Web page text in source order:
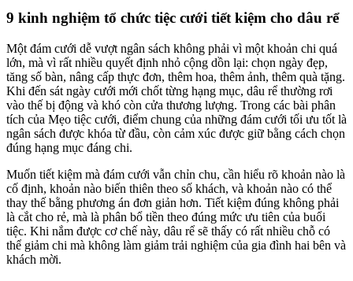
9 kinh nghiệm tổ chức tiệc cưới tiết kiệm cho dâu rể
Một đám cưới dễ vượt ngân sách không phải vì một khoản chi quá
lớn, mà vì rất nhiều quyết định nhỏ cộng dồn lại: chọn ngày đẹp,
tăng số bàn, nâng cấp thực đơn, thêm hoa, thêm ảnh, thêm quà tặng.
Khi đến sát ngày cưới mới chốt từng hạng mục, dâu rể thường rơi
vào thế bị động và khó còn cửa thương lượng. Trong các bài phân
tích của Mẹo tiệc cưới, điểm chung của những đám cưới tối ưu tốt là
ngân sách được khóa từ đầu, còn cảm xúc được giữ bằng cách chọn
đúng hạng mục đáng chi.
Muốn tiết kiệm mà đám cưới vẫn chỉn chu, cần hiểu rõ khoản nào là
cố định, khoản nào biến thiên theo số khách, và khoản nào có thể
thay thế bằng phương án đơn giản hơn. Tiết kiệm đúng không phải
là cắt cho rẻ, mà là phân bổ tiền theo đúng mức ưu tiên của buổi
tiệc. Khi nắm được cơ chế này, dâu rể sẽ thấy có rất nhiều chỗ có
thể giảm chi mà không làm giảm trải nghiệm của gia đình hai bên và
khách mời.